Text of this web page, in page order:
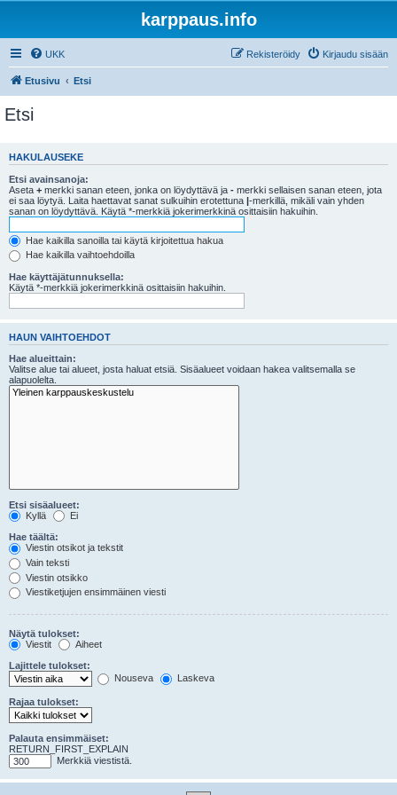
karppaus.info
UKK Kirjaudu sisään
Rekisteröidy
Etusivu Etsi
Etsi
HAKULAUSEKE
Etsi avainsanoja:
Aseta + merkki sanan eteen, jonka on löydyttävä ja - merkki sellaisen sanan eteen, jota
ei saa löytyä. Laita haettavat sanat sulkuihin erotettuna |-merkillä, mikäli vain yhden
sanan on löydyttävä. Käytä *-merkkiä jokerimerkkinä osittaisiin hakuihin.
Hae kaikilla sanoilla tai käytä kirjoitettua hakua
Hae kaikilla vaihtoehdoilla
Hae käyttäjätunnuksella:
Käytä *-merkkiä jokerimerkkinä osittaisiin hakuihin.
HAUN VAIHTOEHDOT
Hae alueittain:
Valitse alue tai alueet, josta haluat etsiä. Sisäalueet voidaan hakea valitsemalla se
alapuolelta.
Etsi sisäalueet:
Kyllä
Ei
Hae täältä:
Viestin otsikot ja tekstit
Vain teksti
Viestin otsikko
Viestiketjujen ensimmäinen viesti
Näytä tulokset:
Viestit
Aiheet
Lajittele tulokset:
Nouseva
Laskeva
Rajaa tulokset:
Palauta ensimmäiset:
RETURN_FIRST_EXPLAIN
Merkkiä viestistä.